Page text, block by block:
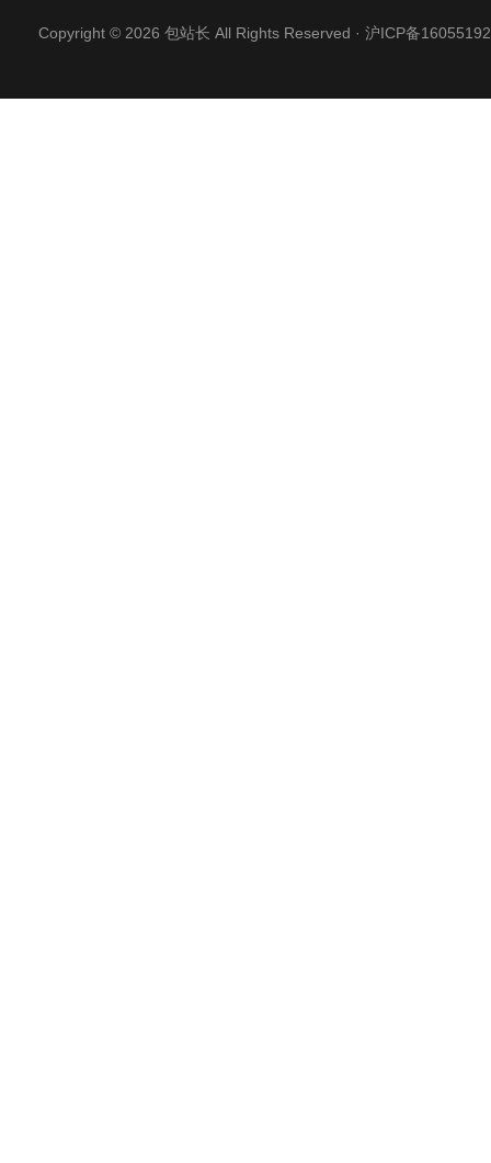
Copyright © 2026 包站长 All Rights Reserved · 沪ICP备